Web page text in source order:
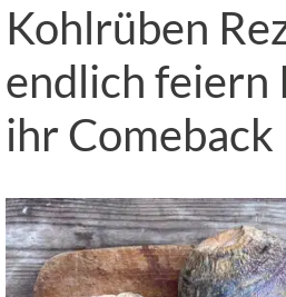
Kohlrüben
endlich feiern
ihr Comeback